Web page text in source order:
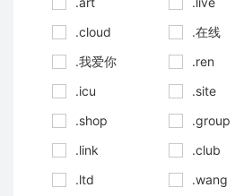
.cloud
.在线
.我爱你
.ren
.icu
.site
.shop
.group
.link
.club
.ltd
.wang